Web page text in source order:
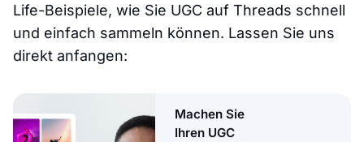
Life-Beispiele, wie Sie UGC auf Threads schnell
und einfach sammeln können. Lassen Sie uns
direkt anfangen:
Machen Sie
Ihren UGC